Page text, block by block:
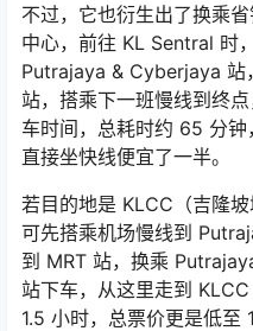
不过，它也衍生出了换乘
中心，前往 KL Sentral 时
Putrajaya & Cyberjaya 站
站，搭乘下一班慢线到终
车时间，总耗时约 65 分
直接坐快线便宜了一半。
若目的地是 KLCC（吉隆坡
可先搭乘机场慢线到
到 MRT 站，换乘
站下车，从这里走到
1.5 小时，总票价更是低至